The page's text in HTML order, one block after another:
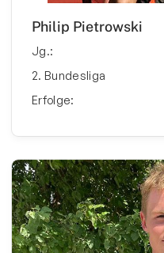
Philip Pietrowski
Jg.:
2. Bundesliga
Erfolge: